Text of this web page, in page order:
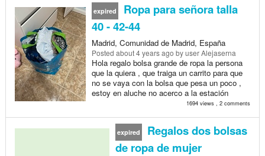
expired
Ropa para señora talla
40 - 42-44
Madrid, Comunidad de Madrid, España
Posted about 4 years ago by user Alejaserna
Hola regalo bolsa grande de ropa la persona
que la quiera , que traiga un carrito para que
no se vaya con la bolsa que pesa un poco ,
estoy en aluche no acerco a la estación
1694 views , 2 comments
expired
Regalos dos bolsas
de ropa de mujer